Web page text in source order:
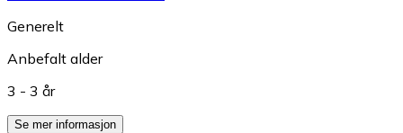
Generelt
Anbefalt alder
3 - 3 år
Se mer informasjon